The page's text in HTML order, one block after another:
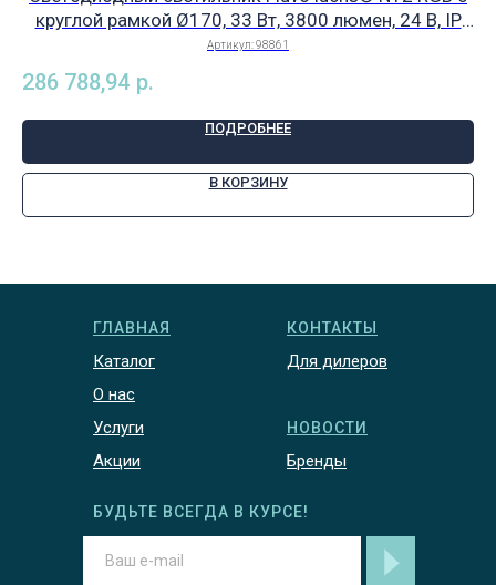
круглой рамкой Ø170, 33 Вт, 3800 люмен, 24 В, IP
68 для всех видов бетонных бассейнов и
бассейнов из из н/ж стали, арт. 98861
Артикул:98861
286 788,94 р.
ПОДРОБНЕЕ
В КОРЗИНУ
ГЛАВНАЯ
Каталог
О нас
Услуги
Акции
КОНТАКТЫ
Для дилеров
НОВОСТИ
Бренды
БУДЬТЕ ВСЕГДА В КУРСЕ!